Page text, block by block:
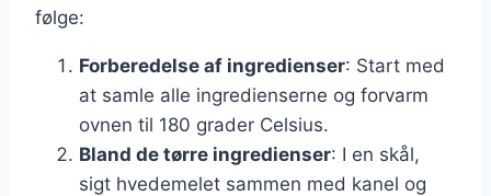
følge:
Forberedelse af ingredienser: Start med
at samle alle ingredienserne og forvarm
ovnen til 180 grader Celsius.
Bland de tørre ingredienser: I en skål,
sigt hvedemelet sammen med kanel og